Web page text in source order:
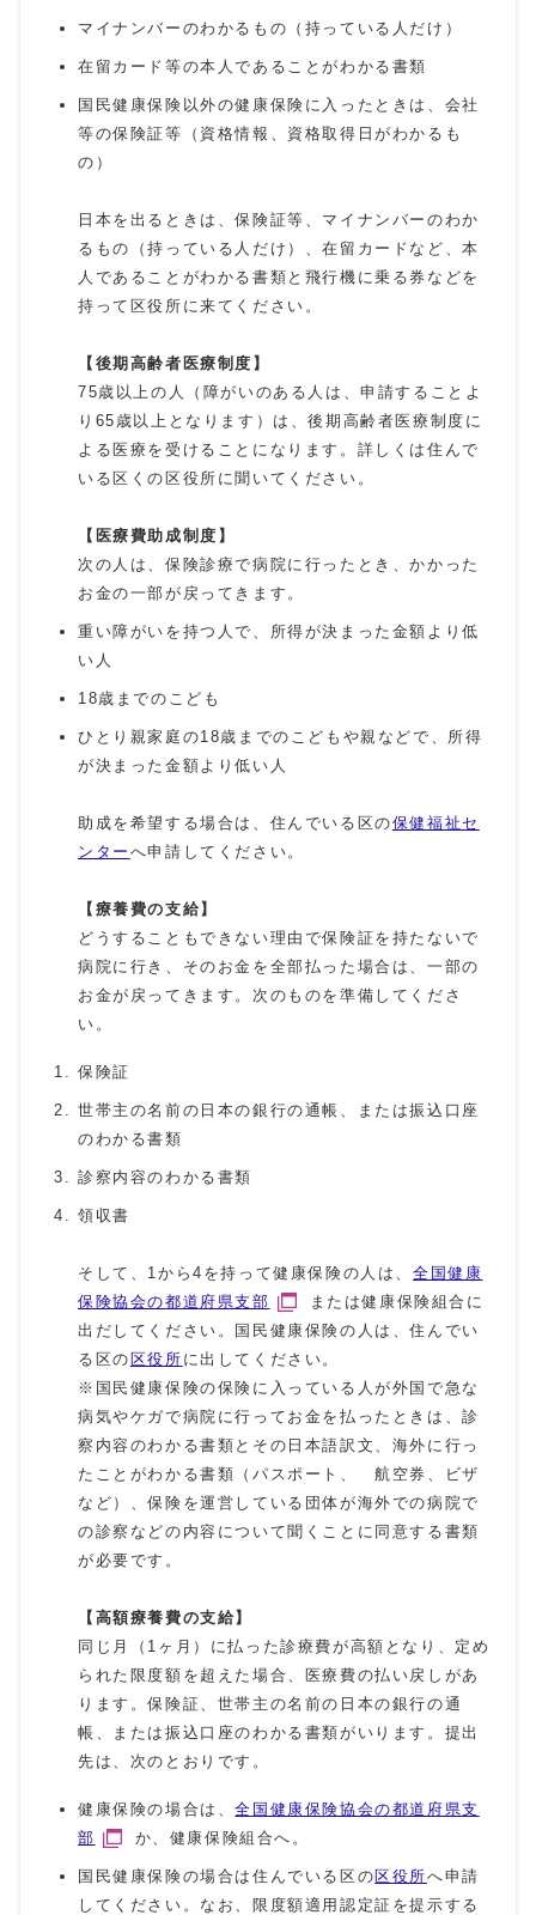
マイナンバーのわかるもの（持っている人だけ）
在留カード等の本人であることがわかる書類
国民健康保険以外の健康保険に入ったときは、会社
等の保険証等（資格情報、資格取得日がわかるも
の）
日本を出るときは、保険証等、マイナンバーのわか
るもの（持っている人だけ）、在留カードなど、本
人であることがわかる書類と飛行機に乗る券などを
持って区役所に来てください。
【後期高齢者医療制度】
75歳以上の人（障がいのある人は、申請することよ
り65歳以上となります）は、後期高齢者医療制度に
よる医療を受けることになります。詳しくは住んで
いる区くの区役所に聞いてください。
【医療費助成制度】
次の人は、保険診療で病院に行ったとき、かかった
お金の一部が戻ってきます。
重い障がいを持つ人で、所得が決まった金額より低
い人
18歳までのこども
ひとり親家庭の18歳までのこどもや親などで、所得
が決まった金額より低い人
助成を希望する場合は、住んでいる区の保健福祉セ
ンター へ申請してください。
【療養費の支給】
どうすることもできない理由で保険証を持たないで
病院に行き、そのお金を全部払った場合は、一部の
お金が戻ってきます。次のものを準備してくださ
い。
保険証
世帯主の名前の日本の銀行の通帳、または振込口座
のわかる書類
診察内容のわかる書類
領収書
そして、1から4を持って健康保険の人は、全国健康
保険協会の都道府県支部
または健康保険組合に
出だしてください。国民健康保険の人は、住んでい
る区の区役所 に出してください。
※国民健康保険の保険に入っている人が外国で急な
病気やケガで病院に行ってお金を払ったときは、診
察内容のわかる書類とその日本語訳文、海外に行っ
たことがわかる書類（パスポート、 航空券、ビザ
など）、保険を運営している団体が海外での病院で
の診察などの内容について聞くことに同意する書類
が必要です。
【高額療養費の支給】
同じ月（1ヶ月）に払った診療費が高額となり、定め
られた限度額を超えた場合、医療費の払い戻しがあ
ります。保険証、世帯主の名前の日本の銀行の通
帳、または振込口座のわかる書類がいります。提出
先は、次のとおりです。
健康保険の場合は、全国健康保険協会の都道府県支
部
か、健康保険組合へ。
国民健康保険の場合は住んでいる区の区役所へ申請
してください。なお、限度額適用認定証を提示する